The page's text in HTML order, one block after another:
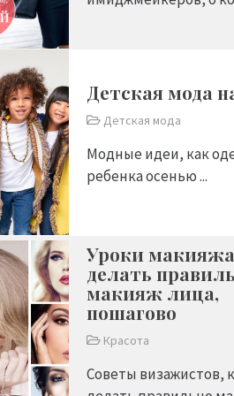
Детская мода
Детская мода
Модные идеи, как
ребенка осенью ...
Уроки
делать
макияж лица,
пошагово
Красота
Советы визажистов,